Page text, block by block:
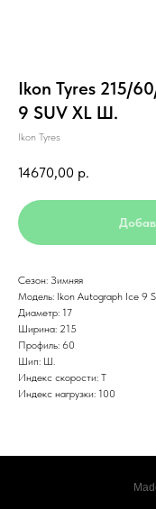
Ikon Tyres 215/
9 SUV XL Ш.
Ikon Tyres
14670,00 р.
Сезон: Зимняя
Модель: Ikon Autograph Ice 9
Диаметр: 17
Ширина: 215
Профиль: 60
Шип: Ш.
Индекс скорости: T
Индекс нагрузки: 100